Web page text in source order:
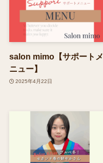
salon mimo【サポートメ
ニュー】
2025年4月22日